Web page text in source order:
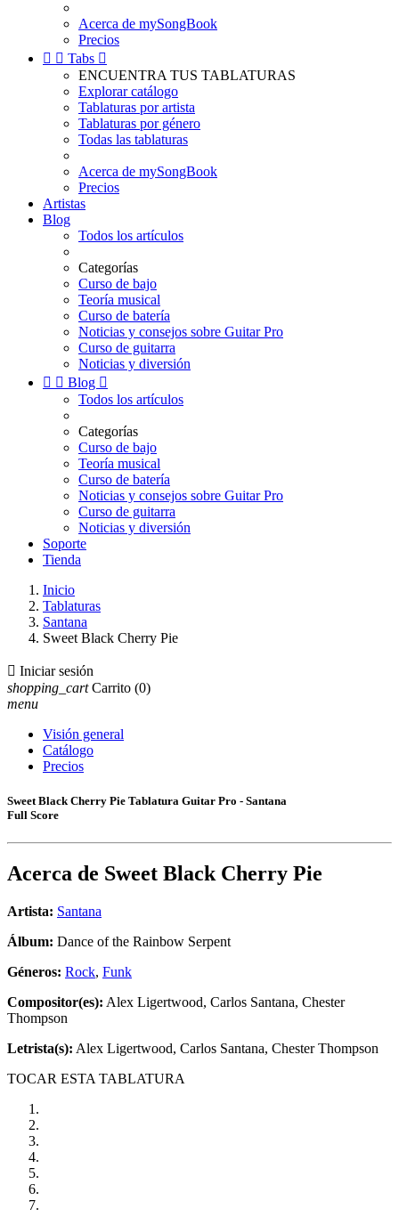
Acerca de mySongBook
Precios
  Tabs 
ENCUENTRA TUS TABLATURAS
Explorar catálogo
Tablaturas por artista
Tablaturas por género
Todas las tablaturas
Acerca de mySongBook
Precios
Artistas
Blog
Todos los artículos
Categorías
Curso de bajo
Teoría musical
Curso de batería
Noticias y consejos sobre Guitar Pro
Curso de guitarra
Noticias y diversión
  Blog 
Todos los artículos
Categorías
Curso de bajo
Teoría musical
Curso de batería
Noticias y consejos sobre Guitar Pro
Curso de guitarra
Noticias y diversión
Soporte
Tienda
Inicio
Tablaturas
Santana
Sweet Black Cherry Pie
 Iniciar sesión
shopping_cart Carrito (0)
menu
Visión general
Catálogo
Precios
Sweet Black Cherry Pie Tablatura Guitar Pro - Santana
Full Score
Acerca de Sweet Black Cherry Pie
Artista: Santana
Álbum: Dance of the Rainbow Serpent
Géneros: Rock, Funk
Compositor(es): Alex Ligertwood, Carlos Santana, Chester
Thompson
Letrista(s): Alex Ligertwood, Carlos Santana, Chester Thompson
TOCAR ESTA TABLATURA